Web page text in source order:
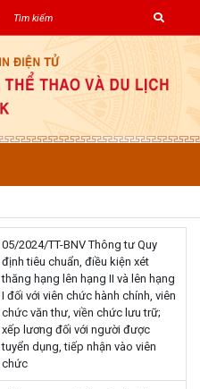
05/2024/TT-BNV Thông tư Quy
định tiêu chuẩn, điều kiện xét
thăng hạng lên hạng II và lên hạng
I đối với viên chức hành chính, viên
chức văn thư, viền chức lưu trữ;
xếp lương đối với người được
tuyển dụng, tiếp nhận vào viên
chức